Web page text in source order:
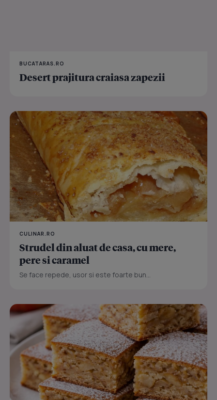
BUCATARAS.RO
Desert prajitura craiasa zapezii
CULINAR.RO
Strudel din aluat de casa, cu mere,
pere si caramel
Se face repede, usor si este foarte bun...